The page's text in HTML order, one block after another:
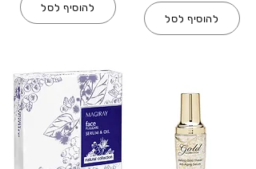
להוסיף לסל
להוסיף לסל